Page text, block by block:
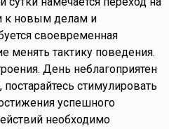
к новым делам и
своевременная
менять тактику поведения.
День неблагоприятен
стимулировать
успешного
необходимо